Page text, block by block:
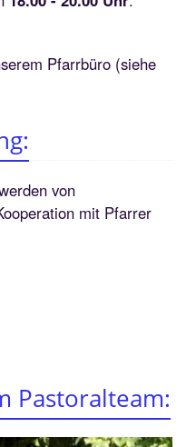
Pfarrbüro (siehe
von
mit Pfarrer
Pastoralteam: